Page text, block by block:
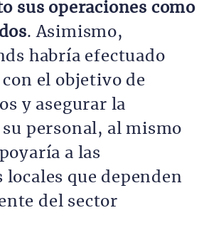
sus operaciones como
. Asimismo,
habría efectuado
con el objetivo de
y asegurar la
personal, al mismo
a las
locales que dependen
del sector